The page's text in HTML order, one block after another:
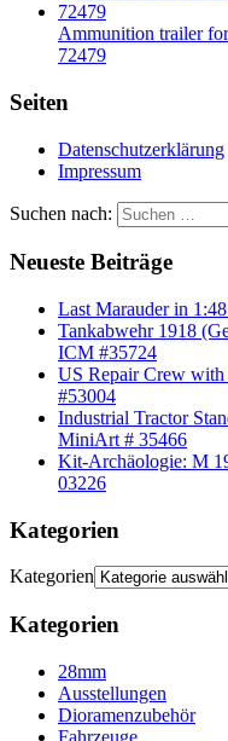
Ammunition trailer
72479
Seiten
Datenschutzerklärung
Impressum
Suchen nach:
Neueste Beiträge
Last Marauder in
Tankabwehr 1918
ICM #35724
US Repair Crew
#53004
Industrial Tractor
MiniArt # 35466
Kit-Archäologie: M
03226
Kategorien
Kategorien
Kategorien
28mm
Ausstellungen
Dioramenzubehör
Fahrzeuge